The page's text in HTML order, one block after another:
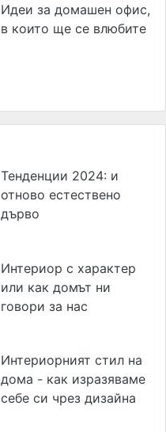
Идеи за домашен офис,
в които ще се влюбите
Тенденции 2024: и
отново естествено
дърво
Интериор с характер
или как домът ни
говори за нас
Интериорният стил на
дома - как изразяваме
себе си чрез дизайна